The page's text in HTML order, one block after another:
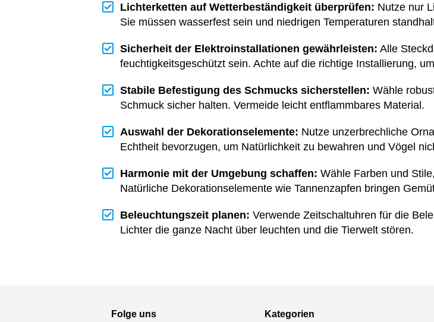
Lichterketten auf Wetterbeständigkeit überprüfen: Nutze nur
Sie müssen wasserfest sein und niedrigen Temperaturen
Sicherheit der Elektroinstallationen gewährleisten: Alle
feuchtigkeitsgeschützt sein. Achte auf die richtige Installierung,
Stabile Befestigung des Schmucks sicherstellen: Wähle
Schmuck sicher halten. Vermeide leicht entflammbares Material.
Auswahl der Dekorationselemente: Nutze unzerbrechliche
Echtheit bevorzugen, um Natürlichkeit zu bewahren und Vögel
Harmonie mit der Umgebung schaffen: Wähle Farben und
Natürliche Dekorationselemente wie Tannenzapfen bringen
Beleuchtungszeit planen: Verwende Zeitschaltuhren für die
Lichter die ganze Nacht über leuchten und die Tierwelt stören.
Folge uns Kategorien